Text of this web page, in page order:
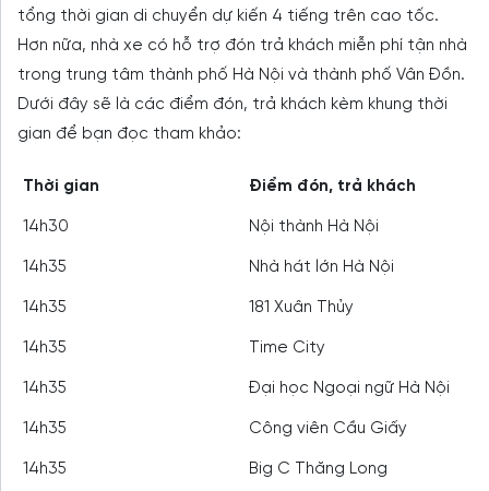
tổng thời gian di chuyển dự kiến 4 tiếng trên cao tốc.
Hơn nữa, nhà xe có hỗ trợ đón trả khách miễn phí tận nhà
trong trung tâm thành phố Hà Nội và thành phố Vân Đồn.
Dưới đây sẽ là các điểm đón, trả khách kèm khung thời
gian để bạn đọc tham khảo:
Thời gian Điểm đón, trả khách
14h30 Nội thành Hà Nội
14h35 Nhà hát lớn Hà Nội
14h35 181 Xuân Thủy
14h35 Time City
14h35 Đại học Ngoại ngữ Hà Nội
14h35 Công viên Cầu Giấy
14h35 Big C Thăng Long